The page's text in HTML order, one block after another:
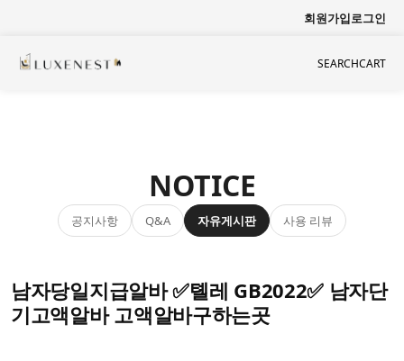
회원가입로그인
SEARCHCART
NOTICE
공지사항 Q&A 자유게시판 사용 리뷰
남자당일지급알바 ✅톌레 GB2022✅ 남자단
기고액알바 고액알바구하는곳